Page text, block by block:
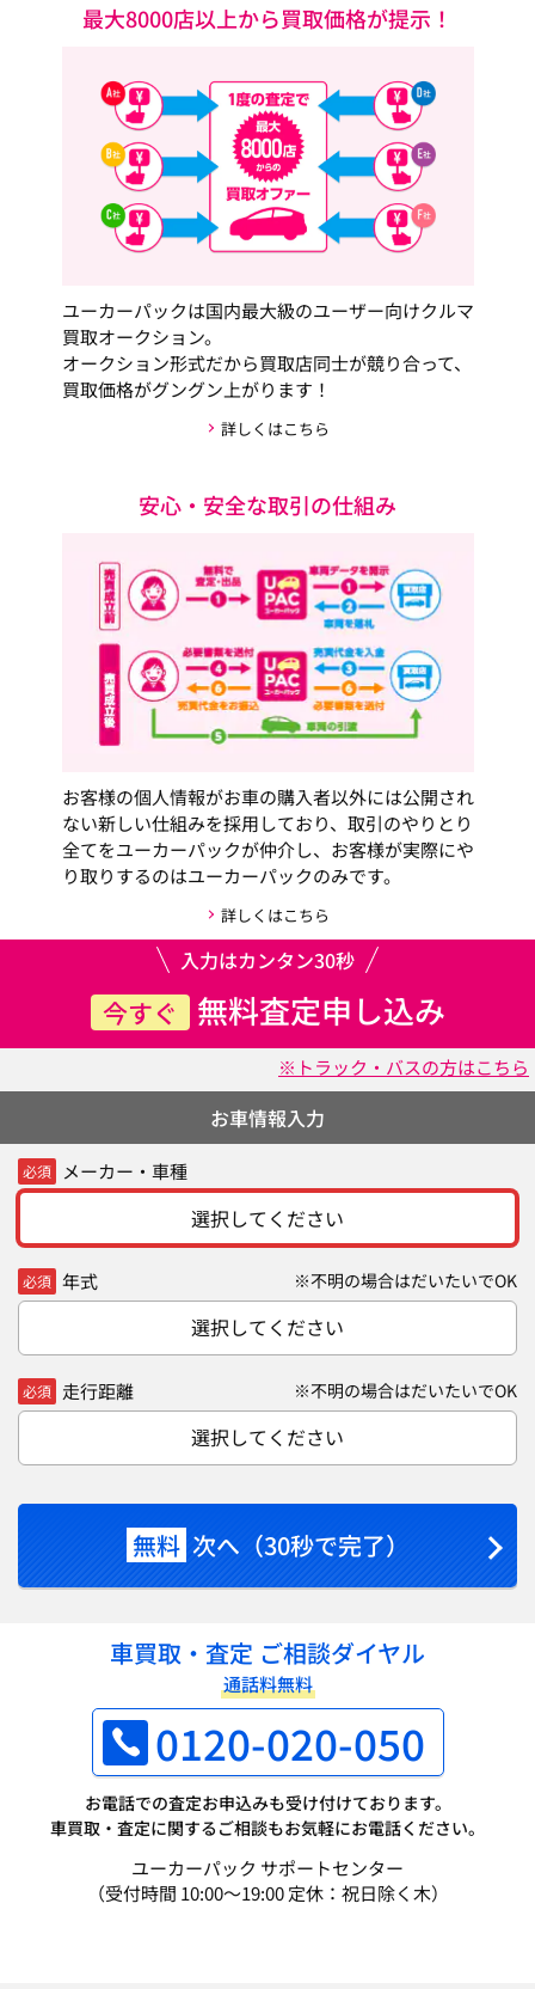
最大8000店以上から買取価格が提示！
ユーカーパックは国内最大級のユーザー向けクルマ
買取オークション。
オークション形式だから買取店同士が競り合って、
買取価格がグングン上がります！
詳しくはこちら
安心・安全な取引の仕組み
お客様の個人情報がお車の購入者以外には公開され
ない新しい仕組みを採用しており、取引のやりとり
全てをユーカーパックが仲介し、お客様が実際にや
り取りするのはユーカーパックのみです。
詳しくはこちら
入力はカンタン30秒
今すぐ 無料査定申し込み
※トラック・バスの方はこちら
お車情報入力
必須 メーカー・車種
選択してください
必須 年式 ※不明の場合はだいたいでOK
選択してください
必須 走行距離 ※不明の場合はだいたいでOK
選択してください
無料 次へ（30秒で完了）
車買取・査定 ご相談ダイヤル
通話料無料
0120-020-050
お電話での査定お申込みも受け付けております。
車買取・査定に関するご相談もお気軽にお電話ください。
ユーカーパック サポートセンター
（受付時間 10:00～19:00 定休：祝日除く木）